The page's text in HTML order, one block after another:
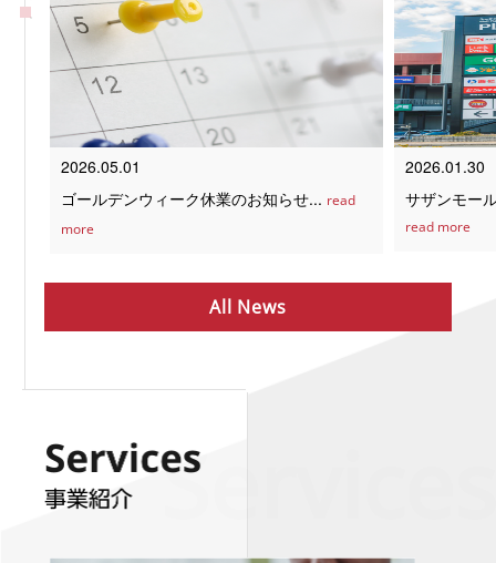
2026.05.01
ゴールデンウィーク休業のお知らせ... read
more
2026.01.30
サザンモー
read more
All News
Services